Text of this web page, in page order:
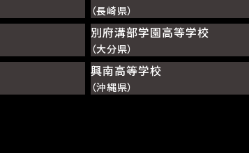
（長崎県）
別府溝部学園高等学校
（大分県）
興南高等学校
（沖縄県）